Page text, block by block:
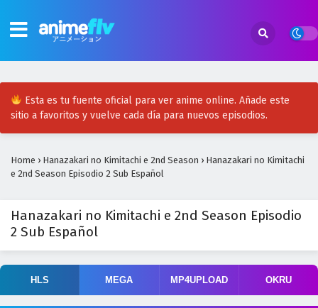
Esta es tu fuente oficial para ver anime online. Añade este
sitio a favoritos y vuelve cada día para nuevos episodios.
Home › Hanazakari no Kimitachi e 2nd Season › Hanazakari no Kimitachi
e 2nd Season Episodio 2 Sub Español
Hanazakari no Kimitachi e 2nd Season Episodio
2 Sub Español
HLS MEGA MP4UPLOAD OKRU